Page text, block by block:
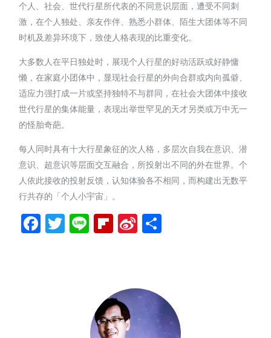
个人、社会、世代行星所代表的不同意识层面，遭受不同刺
激，在个人独处、亲友作伴、熟悉小群体、陌生大团体等不同
时机及差异环境下，致使人格表现的比重变化。
大多数人在平日独处时，展现个人行星的好动活跃或好静慵
懒，在家庭小团体中，显现社会行星的外向合群或内向孤僻、
适应力强打成一片或坚持独特不与群同，在社会大团体中接收
世代行星的集体能量，表现出举世罕见的天才另类或万中无一
的怪胎奇葩。
每人同时具有十大行星象征的次人格，多层次自我在意识、潜
意识、超意识等层面交互融合，所投射出不同的外在世界。个
人依此接收的投射反馈，认知体验各不相同，而构建出无数平
行共存的「个人小宇宙」。
Facebook
Twitter
LineFlipboard
Sina